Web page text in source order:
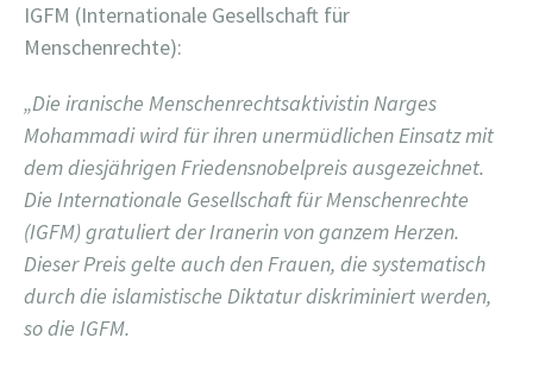
IGFM (Internationale Gesellschaft für
Menschenrechte):
„Die iranische Menschenrechtsaktivistin Narges
Mohammadi wird für ihren unermüdlichen Einsatz mit
dem diesjährigen Friedensnobelpreis ausgezeichnet.
Die Internationale Gesellschaft für Menschenrechte
(IGFM) gratuliert der Iranerin von ganzem Herzen.
Dieser Preis gelte auch den Frauen, die systematisch
durch die islamistische Diktatur diskriminiert werden,
so die IGFM.